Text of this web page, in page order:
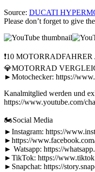
Source: DUCATI
Please don’t forget to give
❗10
💎MOTORRAD
►Motochecker: https://
Kanalmitglied werden und
https://www.youtube.com/
🏍Social Media
►Instagram: https://
►https://
► Watsapp: https://
►TikTok: https://
►Snapchat: https://